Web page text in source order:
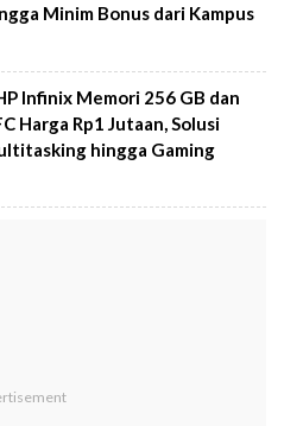
Minim Bonus dari Kampus
Infinix Memori 256 GB dan
Harga Rp1 Jutaan, Solusi
hingga Gaming